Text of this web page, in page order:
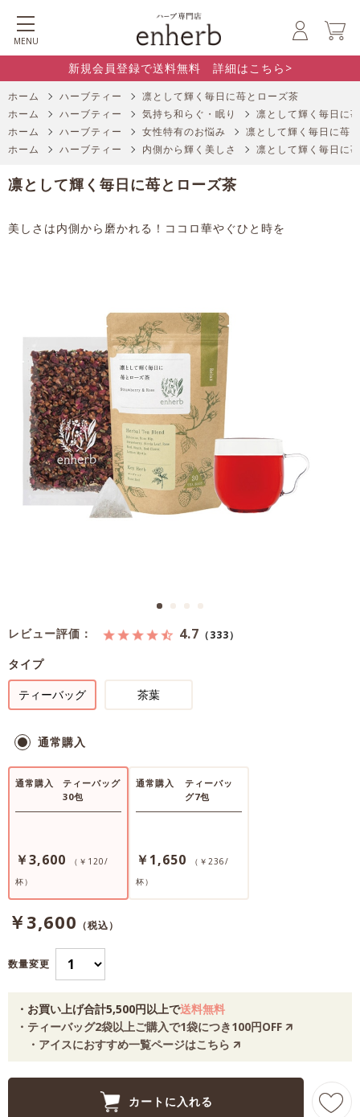
MENU
新規会員登録で送料無料 詳細はこちら>
ホーム ハーブティー
凛として輝く毎日に苺とローズ茶
ホーム
ハーブティー 気持ち和らぐ・眠り
凛として輝く毎日に
ホーム
ハーブティー 女性特有のお悩み
凛として輝く毎日に苺
ホーム
ハーブティー 内側から輝く美しさ 凛として輝く毎日に
美しさは内側から磨かれる！ココロ華やぐひと時を
凛として輝く毎日に苺とローズ茶
レビュー評価： 4.7 （333）
タイプ
ティーバッグ
茶葉
通常購入
通常購入
ティーバッグ
30包
￥3,600
（￥120/
杯）
通常購入
ティーバッ
グ7包
￥1,650
（￥236/
杯）
￥3,600 （税込）
数量変更
・お買い上げ合計5,500円以上で送料無料
・ティーバッグ2袋以上ご購入で1袋につき100円OFF 🡭
・アイスにおすすめ一覧ページはこちら 🡭